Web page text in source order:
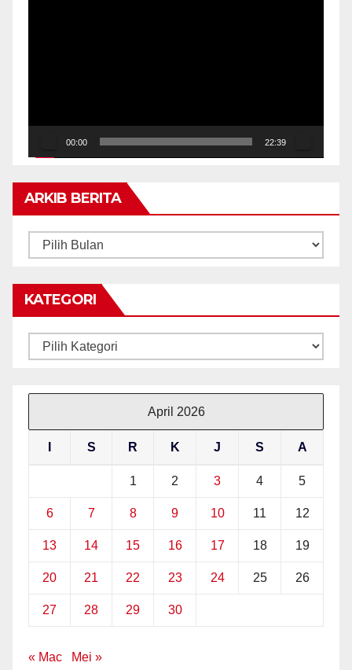
00:00 22:39
ARKIB BERITA
ARKIB
KATEGORI
Kategori
April 2026
S R K J S A
1 2 3 4 5
6 7 8 9 10 11 12
13 14 15 16 17 18 19
20 21 22 23 24 25 26
27 28 29 30
« Mac Mei »